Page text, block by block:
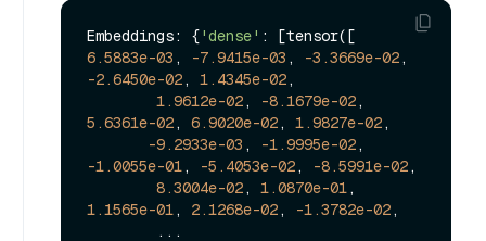
Embeddings: {'dense'
6.5883e-03 , -7.9415e-03 , -3.3669e-02
-2.6450e-02, 1.4345e-02,
1.9612e-02, -8.1679e-02
5.6361e-02, 6.9020e-02, 1.9827e-02,
-9.2933e-03 , -1.9995e-02
-1.0055e-01, -5.4053e-02, -8.5991e-02,
8.3004e-02, 1.0870e-01
1.1565e-01, 2.1268e-02, -1.3782e-02,